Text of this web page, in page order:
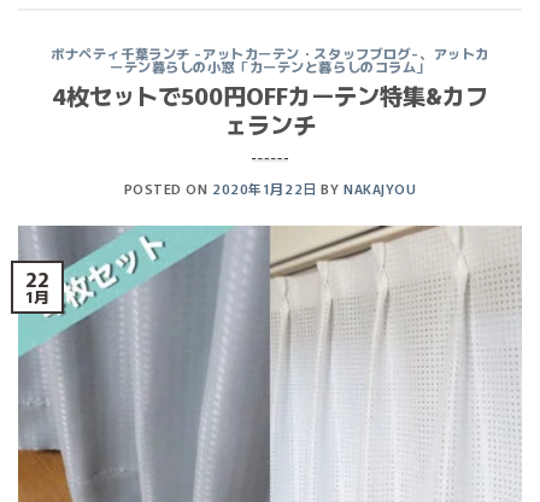
ボナペティ千葉ランチ -アットカーテン・スタッフブログ-、 アットカ
ーテン暮らしの小窓「カーテンと暮らしのコラム」
4枚セットで500円OFFカーテン特集&カフ
ェランチ
POSTED ON 2020年1月22日 BY NAKAJYOU
22
1月